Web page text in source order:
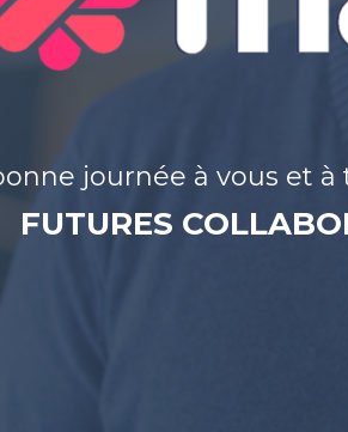
journée à vous et
FUTURES